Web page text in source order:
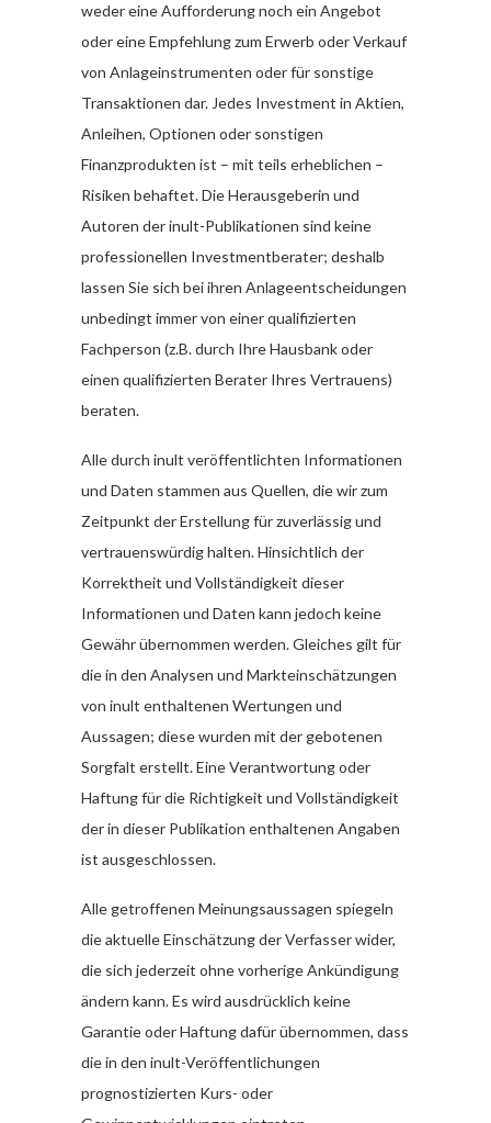
weder eine Aufforderung noch ein Angebot
oder eine Empfehlung zum Erwerb oder Verkauf
von Anlageinstrumenten oder für sonstige
Transaktionen dar. Jedes Investment in Aktien,
Anleihen, Optionen oder sonstigen
Finanzprodukten ist – mit teils erheblichen –
Risiken behaftet. Die Herausgeberin und
Autoren der inult-Publikationen sind keine
professionellen Investmentberater; deshalb
lassen Sie sich bei ihren Anlageentscheidungen
unbedingt immer von einer qualifizierten
Fachperson (z.B. durch Ihre Hausbank oder
einen qualifizierten Berater Ihres Vertrauens)
beraten.
Alle durch inult veröffentlichten Informationen
und Daten stammen aus Quellen, die wir zum
Zeitpunkt der Erstellung für zuverlässig und
vertrauenswürdig halten. Hinsichtlich der
Korrektheit und Vollständigkeit dieser
Informationen und Daten kann jedoch keine
Gewähr übernommen werden. Gleiches gilt für
die in den Analysen und Markteinschätzungen
von inult enthaltenen Wertungen und
Aussagen; diese wurden mit der gebotenen
Sorgfalt erstellt. Eine Verantwortung oder
Haftung für die Richtigkeit und Vollständigkeit
der in dieser Publikation enthaltenen Angaben
ist ausgeschlossen.
Alle getroffenen Meinungsaussagen spiegeln
die aktuelle Einschätzung der Verfasser wider,
die sich jederzeit ohne vorherige Ankündigung
ändern kann. Es wird ausdrücklich keine
Garantie oder Haftung dafür übernommen, dass
die in den inult-Veröffentlichungen
prognostizierten Kurs- oder